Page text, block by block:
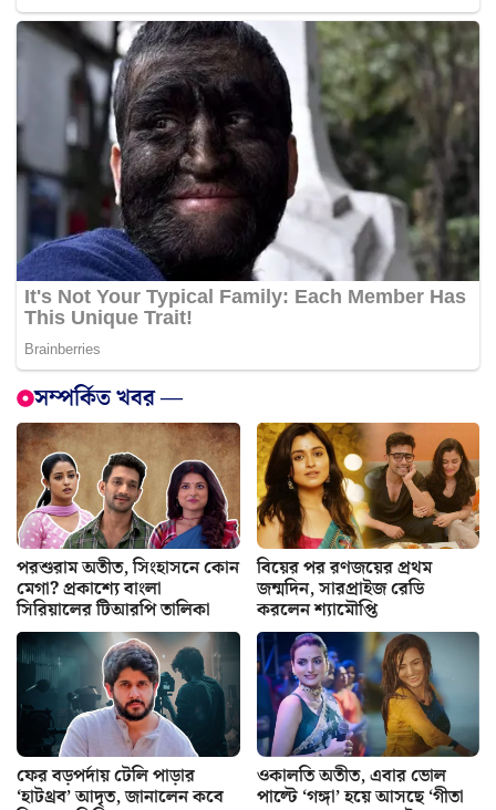
সম্পর্কিত খবর —
পরশুরাম অতীত, সিংহাসনে কোন
মেগা? প্রকাশ্যে বাংলা
সিরিয়ালের টিআরপি তালিকা
বিয়ের পর রণজয়ের প্রথম
জন্মদিন, সারপ্রাইজ রেডি
করলেন শ্যামৌপ্তি
ফের বড়পর্দায় টেলি পাড়ার
‘হাটথ্রব’ আদৃত, জানালেন কবে
ওকালতি অতীত, এবার ভোল
পাল্টে ‘গঙ্গা’ হয়ে আসছে ‘গীতা